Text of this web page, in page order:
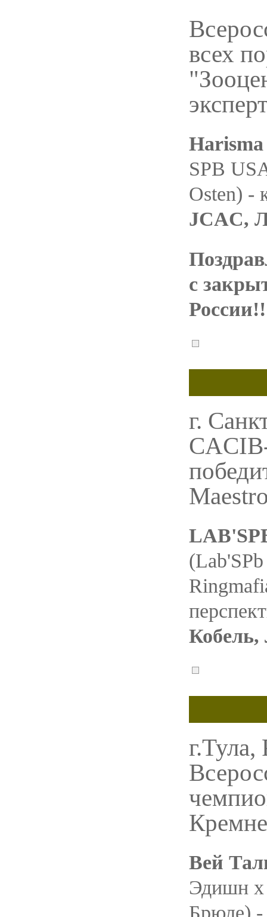
всех
SPB
Osten) -
с
г.
г.Тула,
Вей
Эдишн х
Брюле) -